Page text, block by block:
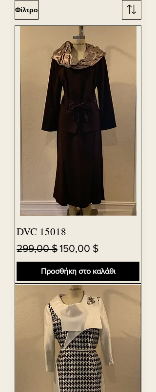
Φίλτρο
DVC 15018
Κανονική τιμή
299,00 $Τιμή Έκπτωσης
150,00 $
Προσθήκη στο καλάθι